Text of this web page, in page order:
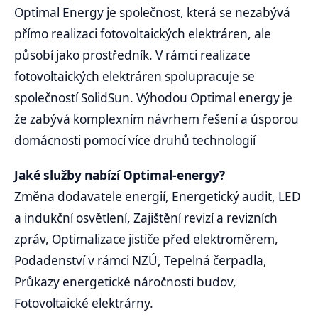
Optimal Energy je společnost, která se nezabývá
přímo realizaci fotovoltaických elektráren, ale
působí jako prostředník. V rámci realizace
fotovoltaických elektráren spolupracuje se
společností SolidSun. Výhodou Optimal energy je
že zabývá komplexním návrhem řešení a úsporou
domácnosti pomocí více druhů technologií
Jaké služby nabízí Optimal-energy?
Změna dodavatele energií, Energetický audit, LED
a indukční osvětlení, Zajištění revizí a revizních
zpráv, Optimalizace jističe před elektroměrem,
Podadenství v rámci NZÚ, Tepelná čerpadla,
Průkazy energetické náročnosti budov,
Fotovoltaické elektrárny.